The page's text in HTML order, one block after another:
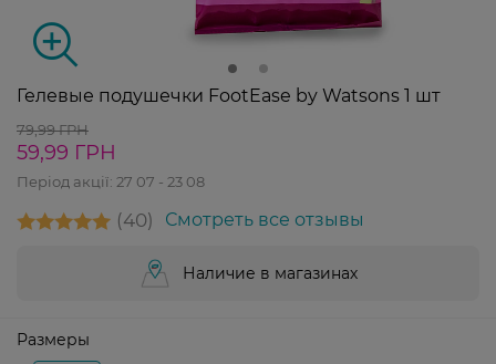
Гелевые подушечки FootEase by Watsons 1 шт
79,99 ГРН
59,99 ГРН
Період акції: 27 07 - 23 08
40 Смотреть все отзывы
Наличие в магазинах
Размеры